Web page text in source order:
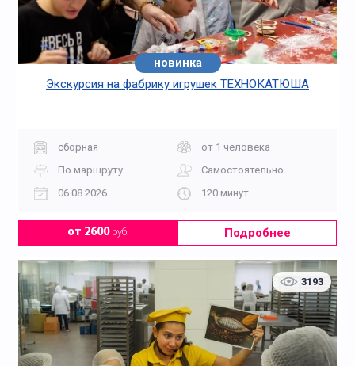
новинка
Экскурсия на фабрику игрушек ТЕХНОКАТЮША
сборная
от 1 человека
По маршруту
Самостоятельно
06.08.2026
120 минут
от 2600руб. Подробнее
3193